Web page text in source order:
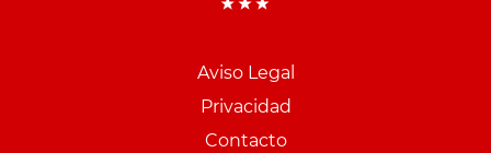
Aviso Legal
Privacidad
Contacto